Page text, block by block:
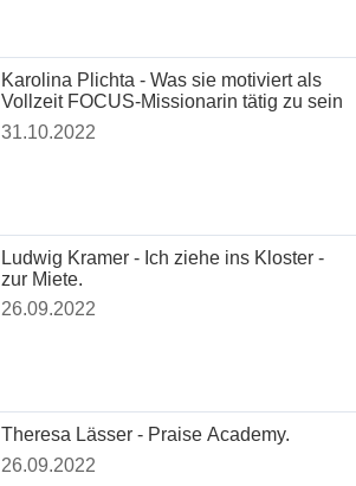
Karolina Plichta - Was sie motiviert als
Vollzeit FOCUS-Missionarin tätig zu sein
31.10.2022
Ludwig Kramer - Ich ziehe ins Kloster -
zur Miete.
26.09.2022
Theresa Lässer - Praise Academy.
26.09.2022